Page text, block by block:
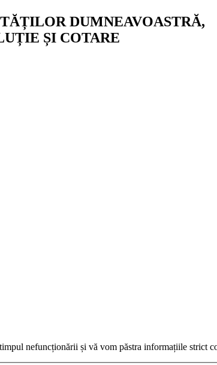
DUMNEAVOASTRĂ,
ȘI COTARE
nefuncționării și vă vom păstra informațiile strict